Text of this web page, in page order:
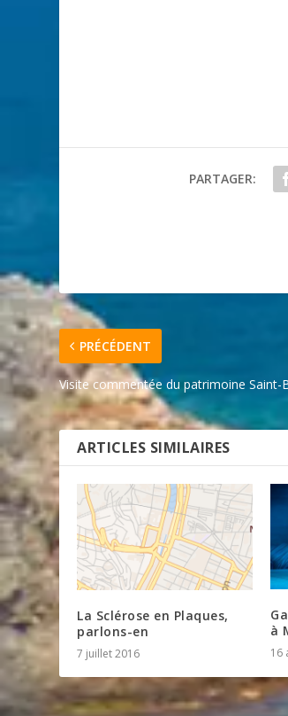
PARTAGER:
PRÉCÉDENT
Visite commentée du patrimoine Saint-
ARTICLES SIMILAIRES
La Sclérose en Plaques,
parlons-en
7 juillet 2016
à
16